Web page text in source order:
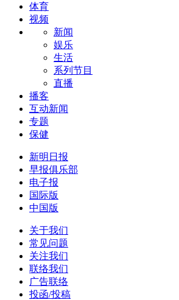
体育
视频
新闻
娱乐
生活
系列节目
直播
播客
互动新闻
专题
保健
新明日报
早报俱乐部
电子报
国际版
中国版
关于我们
常见问题
关注我们
联络我们
广告联络
投函/投稿